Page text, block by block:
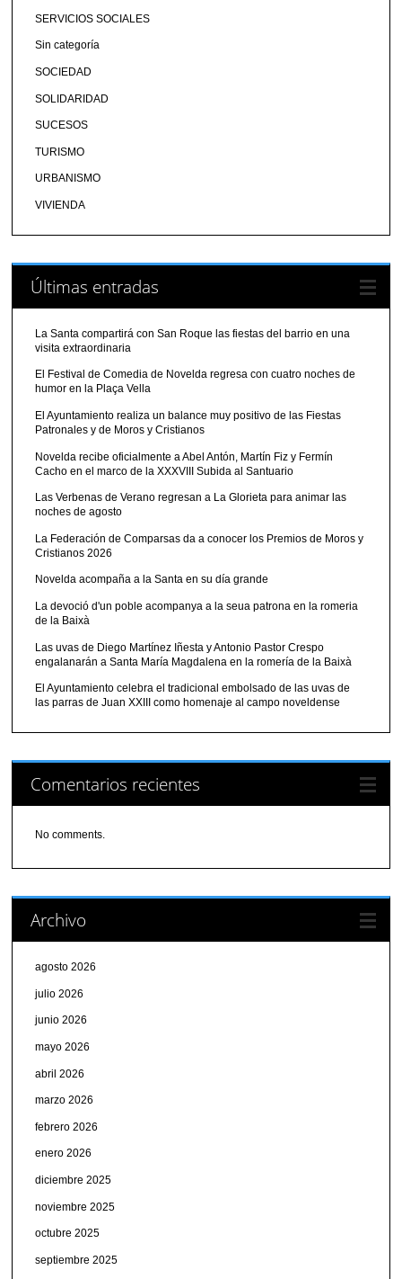
SERVICIOS SOCIALES
Sin categoría
SOCIEDAD
SOLIDARIDAD
SUCESOS
TURISMO
URBANISMO
VIVIENDA
Últimas entradas
La Santa compartirá con San Roque las fiestas del barrio en una
visita extraordinaria
El Festival de Comedia de Novelda regresa con cuatro noches de
humor en la Plaça Vella
El Ayuntamiento realiza un balance muy positivo de las Fiestas
Patronales y de Moros y Cristianos
Novelda recibe oficialmente a Abel Antón, Martín Fiz y Fermín
Cacho en el marco de la XXXVIII Subida al Santuario
Las Verbenas de Verano regresan a La Glorieta para animar las
noches de agosto
La Federación de Comparsas da a conocer los Premios de Moros y
Cristianos 2026
Novelda acompaña a la Santa en su día grande
La devoció d'un poble acompanya a la seua patrona en la romeria
de la Baixà
Las uvas de Diego Martínez Iñesta y Antonio Pastor Crespo
engalanarán a Santa María Magdalena en la romería de la Baixà
El Ayuntamiento celebra el tradicional embolsado de las uvas de
las parras de Juan XXIII como homenaje al campo noveldense
Comentarios recientes
No comments.
Archivo
agosto 2026
julio 2026
junio 2026
mayo 2026
abril 2026
marzo 2026
febrero 2026
enero 2026
diciembre 2025
noviembre 2025
octubre 2025
septiembre 2025